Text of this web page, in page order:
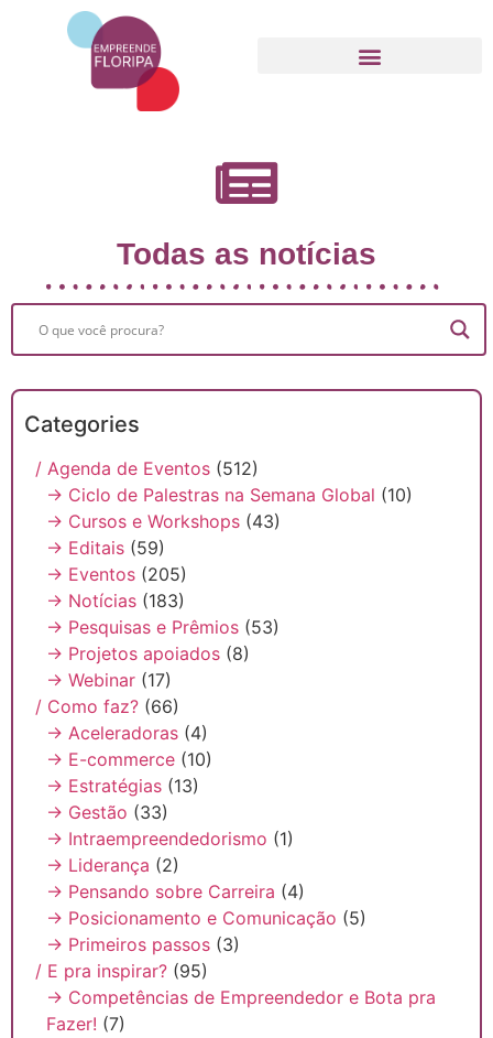
Todas as notícias
Categories
/ Agenda de Eventos (512)
→ Ciclo de Palestras na Semana Global (10)
→ Cursos e Workshops (43)
→ Editais (59)
→ Eventos (205)
→ Notícias (183)
→ Pesquisas e Prêmios (53)
→ Projetos apoiados (8)
→ Webinar (17)
/ Como faz? (66)
→ Aceleradoras (4)
→ E-commerce (10)
→ Estratégias (13)
→ Gestão (33)
→ Intraempreendedorismo (1)
→ Liderança (2)
→ Pensando sobre Carreira (4)
→ Posicionamento e Comunicação (5)
→ Primeiros passos (3)
/ E pra inspirar? (95)
→ Competências de Empreendedor e Bota pra
Fazer! (7)